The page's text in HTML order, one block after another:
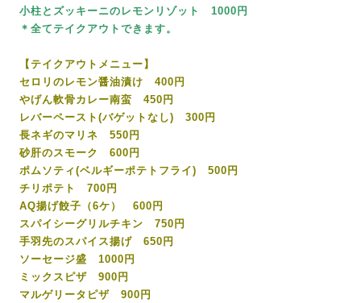
小柱とズッキーニのレモンリゾット 1000円
＊全てテイクアウトできます。
【テイクアウトメニュー】
セロリのレモン醤油漬け 400円
やげん軟骨カレー南蛮 450円
レバーペースト(バゲットなし) 300円
長ネギのマリネ 550円
砂肝のスモーク 600円
ポムソティ(ベルギーポテトフライ) 500円
チリポテト 700円
AQ揚げ餃子（6ケ） 600円
スパイシーグリルチキン 750円
手羽先のスパイス揚げ 650円
ソーセージ盛 1000円
ミックスピザ 900円
マルゲリータピザ 900円